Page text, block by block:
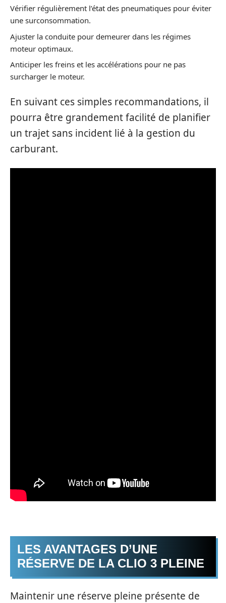
Vérifier régulièrement l’état des pneumatiques pour éviter
une surconsommation.
Ajuster la conduite pour demeurer dans les régimes
moteur optimaux.
Anticiper les freins et les accélérations pour ne pas
surcharger le moteur.
En suivant ces simples recommandations, il
pourra être grandement facilité de planifier
un trajet sans incident lié à la gestion du
carburant.
LES AVANTAGES D’UNE
RÉSERVE DE LA CLIO 3 PLEINE
Maintenir une réserve pleine présente de